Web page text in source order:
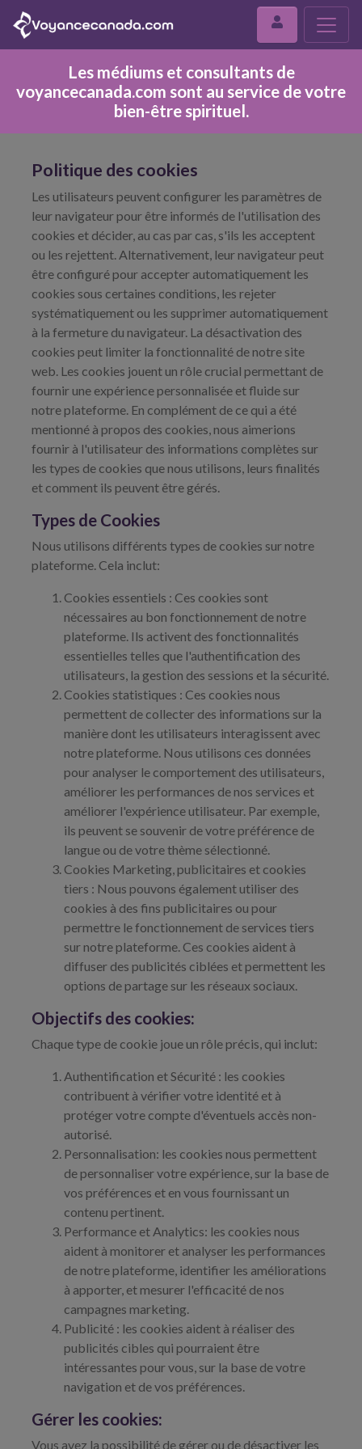
Les médiums et consultants de
voyancecanada.com sont au service de votre
bien-être spirituel.
Politique des cookies
Les utilisateurs peuvent configurer les paramètres de
leur navigateur pour être informés de l'utilisation des
cookies et décider, au cas par cas, s'ils les acceptent
ou les rejettent. Alternativement, leur navigateur peut
être configuré pour accepter automatiquement les
cookies sous certaines conditions, les rejeter
systématiquement ou les supprimer automatiquement
à la fermeture du navigateur. La désactivation des
cookies peut limiter la fonctionnalité de notre site
web. Les cookies jouent un rôle crucial permettant de
fournir une expérience personnalisée et fluide sur
notre plateforme. En complément de ce qui a été
mentionné à propos des cookies, nous aimerions
fournir à l'utilisateur des informations complètes sur
les types de cookies que nous utilisons, leurs finalités
et comment ils peuvent être gérés.
Types de Cookies
Nous utilisons différents types de cookies sur notre
plateforme. Cela inclut:
Cookies essentiels : Ces cookies sont
nécessaires au bon fonctionnement de notre
plateforme. Ils activent des fonctionnalités
essentielles telles que l'authentification des
utilisateurs, la gestion des sessions et la sécurité.
Cookies statistiques : Ces cookies nous
permettent de collecter des informations sur la
manière dont les utilisateurs interagissent avec
notre plateforme. Nous utilisons ces données
pour analyser le comportement des utilisateurs,
améliorer les performances de nos services et
améliorer l'expérience utilisateur. Par exemple,
ils peuvent se souvenir de votre préférence de
langue ou de votre thème sélectionné.
Cookies Marketing, publicitaires et cookies
tiers : Nous pouvons également utiliser des
cookies à des fins publicitaires ou pour
permettre le fonctionnement de services tiers
sur notre plateforme. Ces cookies aident à
diffuser des publicités ciblées et permettent les
options de partage sur les réseaux sociaux.
Objectifs des cookies:
Chaque type de cookie joue un rôle précis, qui inclut:
Authentification et Sécurité : les cookies
contribuent à vérifier votre identité et à
protéger votre compte d'éventuels accès non-
autorisé.
Personnalisation: les cookies nous permettent
de personnaliser votre expérience, sur la base de
vos préférences et en vous fournissant un
contenu pertinent.
Performance et Analytics: les cookies nous
aident à monitorer et analyser les performances
de notre plateforme, identifier les améliorations
à apporter, et mesurer l'efficacité de nos
campagnes marketing.
Publicité : les cookies aident à réaliser des
publicités cibles qui pourraient être
intéressantes pour vous, sur la base de votre
navigation et de vos préférences.
Gérer les cookies:
Vous avez la possibilité de gérer ou de désactiver les